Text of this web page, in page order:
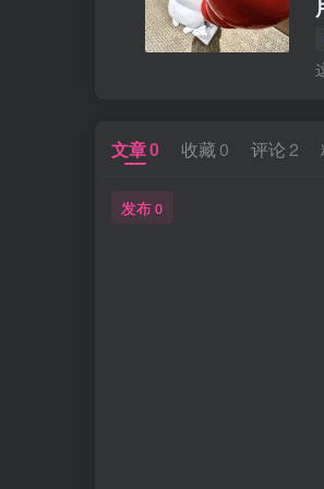
文章0 收藏 0 评论2
发布0